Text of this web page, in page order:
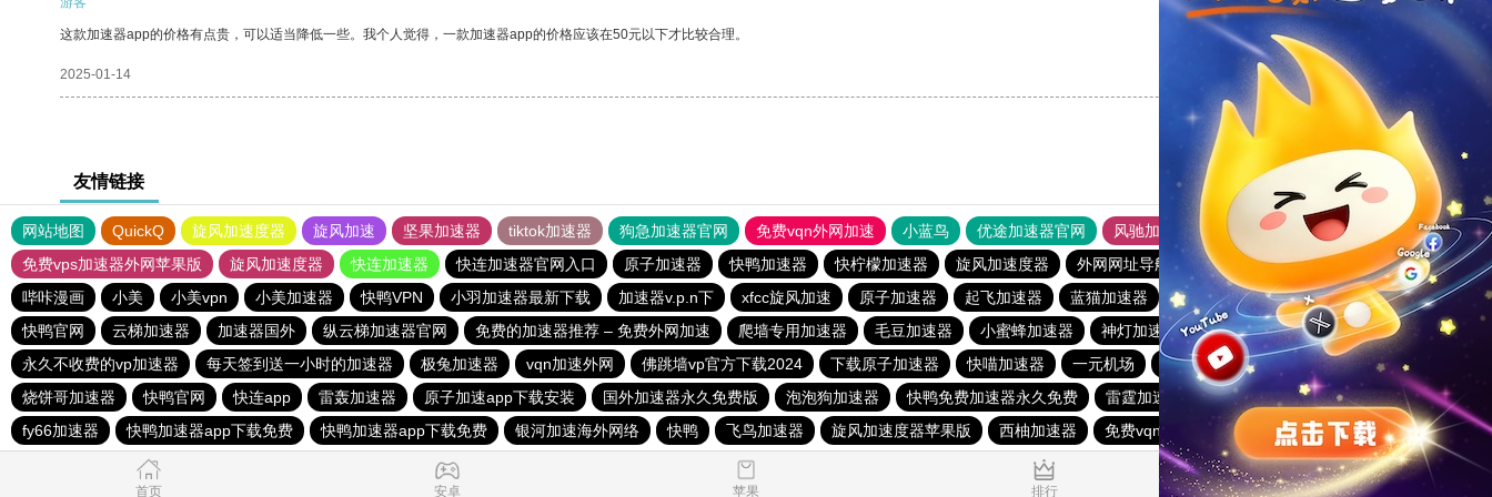
这款加速器app的价格有点贵，可以适当降低一些。我个人觉得，一款加速器app的价格应该在50元以下才比较合理。
2025-01-14 支持
友情链接
网站地图 QuickQ 旋风加速度器 旋风加速 坚果加速器 tiktok加速器 狗急加速器官网 免费vqn外网加速 小蓝鸟 优途加速器官网 风驰加速器
旋风加速器
免费vps加速器外网苹果版
旋风加速度器 快连加速器 快连加速器官网入口 原子加速器 快鸭加速器 快柠檬加速器 旋风加速度器 外网网址导航 软件中心 雷霆加速
狂飙加速器
哔咔漫画
小美 小美vpn 小美加速器 快鸭VPN 小羽加速器最新下载 加速器v.p.n下 xfcc旋风加速 原子加速器 起飞加速器 蓝猫加速器 快喵vpv
起飞加速器下载地址
快鸭官网
云梯加速器 加速器国外 纵云梯加速器官网 免费的加速器推荐 – 免费外网加速 爬墙专用加速器 毛豆加速器 小蜜蜂加速器 神灯加速
速狼加速器官网
永久不收费的vp加速器
每天签到送一小时的加速器 极兔加速器 vqn加速外网 佛跳墙vp官方下载2024 下载原子加速器 快喵加速器 一元机场 outline加速器
旋风app加速器官网下载
烧饼哥加速器
快鸭官网 快连app 雷轰加速器 原子加速app下载安装 国外加速器永久免费版 泡泡狗加速器 快鸭免费加速器永久免费 雷霆加速版安卓下载
picacg加速器
fy66加速器
快鸭加速器app下载免费 快鸭加速器app下载免费 银河加速海外网络 快鸭 飞鸟加速器 旋风加速度器苹果版 西柚加速器 免费vqn加速外网 暴雪加速器官网
首页 安卓 苹果 排行 推荐